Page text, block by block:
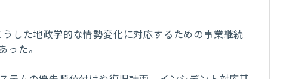
した地政学的な情勢変化に対応するための事業継続
た。